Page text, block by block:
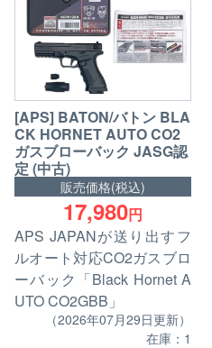
[APS] BATON/バトン BLA
CK HORNET AUTO CO2
ガスブローバック JASG認
定 (中古)
販売価格(税込)
17,980円
APS JAPANが送り出すフ
ルオート対応CO2ガスブロ
ーバック「Black Hornet A
UTO CO2GBB」
（2026年07月29日更新）
在庫：1